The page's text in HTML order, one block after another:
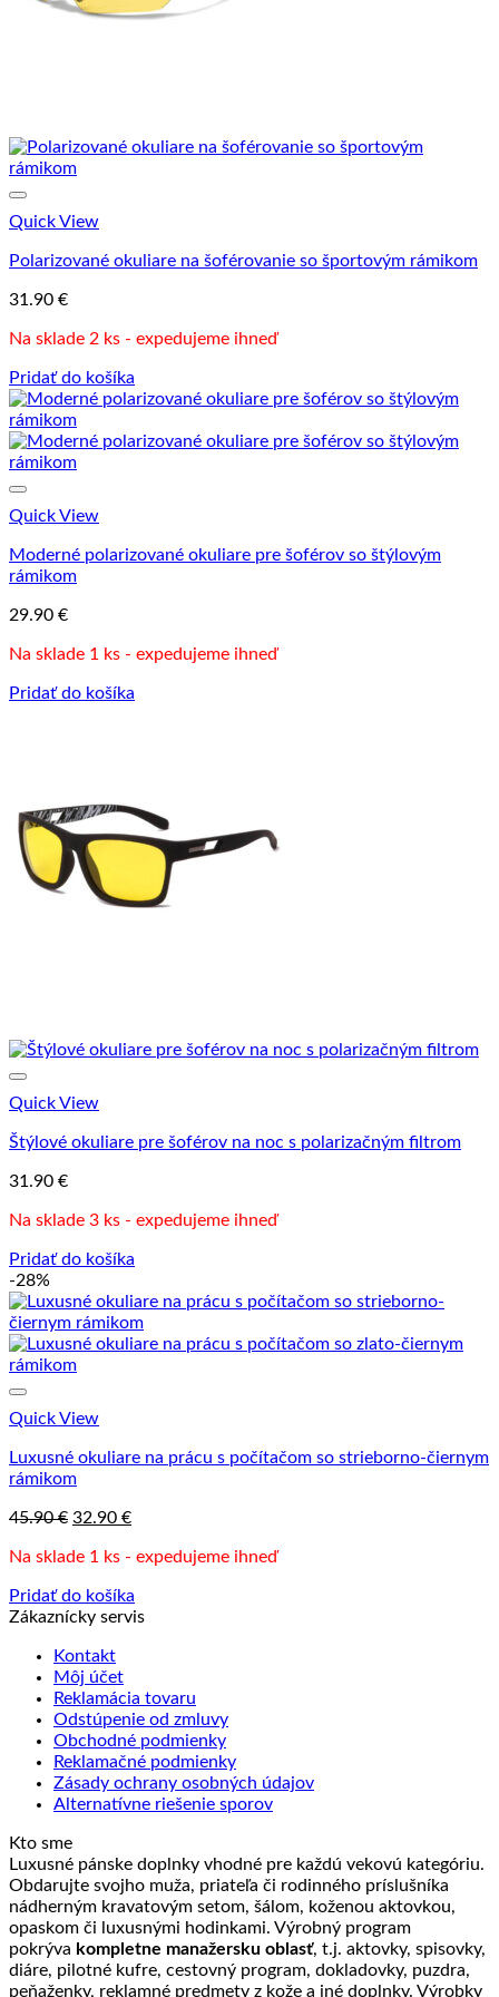
Quick View
Polarizované okuliare na šoférovanie so športovým rámikom
31.90 €
Na sklade 2 ks - expedujeme ihneď
Pridať do košíka
Quick View
Moderné polarizované okuliare pre šoférov so štýlovým
rámikom
29.90 €
Na sklade 1 ks - expedujeme ihneď
Pridať do košíka
Quick View
Štýlové okuliare pre šoférov na noc s polarizačným filtrom
31.90 €
Na sklade 3 ks - expedujeme ihneď
Pridať do košíka
-28%
Quick View
Luxusné okuliare na prácu s počítačom so strieborno-čiernym
rámikom
45.90€ Pôvodná
bola:
32.90 €Aktuálna
je:
Na sklade 1 ks - expedujeme ihneď
Pridať do košíka
Zákaznícky servis
Kontakt
Môj účet
Reklamácia tovaru
Odstúpenie od zmluvy
Obchodné podmienky
Reklamačné podmienky
Zásady ochrany osobných údajov
Alternatívne riešenie sporov
Kto sme
Luxusné pánske doplnky vhodné pre každú vekovú kategóriu.
Obdarujte svojho muža, priateľa či rodinného príslušníka
nádherným kravatovým setom, šálom, koženou aktovkou,
opaskom či luxusnými hodinkami. Výrobný program
pokrýva kompletne manažersku oblasť, t.j. aktovky, spisovky,
diáre, pilotné kufre, cestovný program, dokladovky, puzdra,
peňaženky, reklamné predmety z kože a iné doplnky. Výrobky